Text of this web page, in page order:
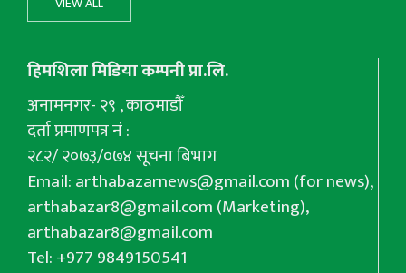
हिमशिला मिडिया कम्पनी प्रा.लि.
अनामनगर- २९ , काठमाडौँ
दर्ता प्रमाणपत्र नं :
२८२/ २०७३/०७४ सूचना बिभाग
Email:arthabazarnews@gmail.com(for news),
arthabazar8@gmail.com(Marketing),
arthabazar8@gmail.com
Tel: +977 9849150541